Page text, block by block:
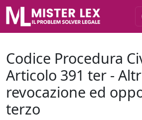
Codice Procedura
Articolo 391 ter -
revocazione ed
terzo